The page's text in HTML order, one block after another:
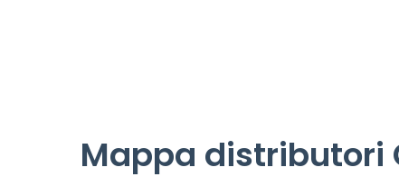
Mappa distributori